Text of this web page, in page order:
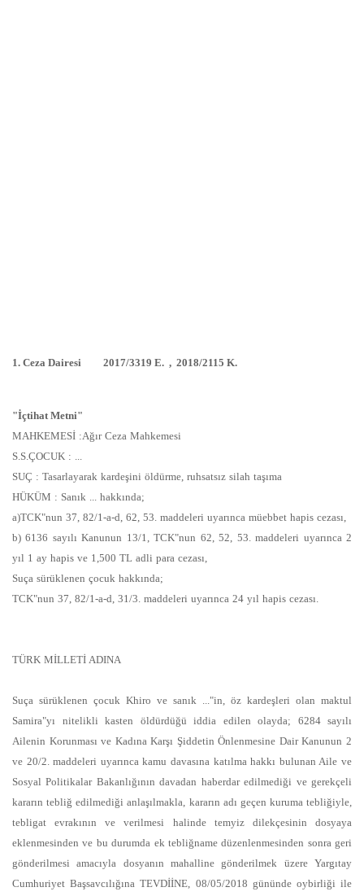
1. Ceza Dairesi 2017/3319 E. , 2018/2115 K.
"İçtihat Metni"
MAHKEMESİ :Ağır Ceza Mahkemesi
S.S.ÇOCUK : ...
SUÇ : Tasarlayarak kardeşini öldürme, ruhsatsız silah taşıma
HÜKÜM : Sanık ... hakkında;
a)TCK"nun 37, 82/1-a-d, 62, 53. maddeleri uyarınca müebbet hapis cezası,
b) 6136 sayılı Kanunun 13/1, TCK"nun 62, 52, 53. maddeleri uyarınca 2
yıl 1 ay hapis ve 1,500 TL adli para cezası,
Suça sürüklenen çocuk hakkında;
TCK"nun 37, 82/1-a-d, 31/3. maddeleri uyarınca 24 yıl hapis cezası.
TÜRK MİLLETİ ADINA
Suça sürüklenen çocuk Khiro ve sanık ..."in, öz kardeşleri olan maktul
Samira"yı nitelikli kasten öldürdüğü iddia edilen olayda; 6284 sayılı
Ailenin Korunması ve Kadına Karşı Şiddetin Önlenmesine Dair Kanunun 2
ve 20/2. maddeleri uyarınca kamu davasına katılma hakkı bulunan Aile ve
Sosyal Politikalar Bakanlığının davadan haberdar edilmediği ve gerekçeli
kararın tebliğ edilmediği anlaşılmakla, kararın adı geçen kuruma tebliğiyle,
tebligat evrakının ve verilmesi halinde temyiz dilekçesinin dosyaya
eklenmesinden ve bu durumda ek tebliğname düzenlenmesinden sonra geri
gönderilmesi amacıyla dosyanın mahalline gönderilmek üzere Yargıtay
Cumhuriyet Başsavcılığına TEVDİİNE, 08/05/2018 gününde oybirliği ile